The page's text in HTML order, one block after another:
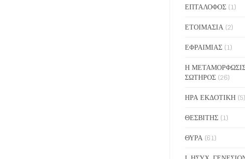
ΕΠΤΑΛΟΦΟΣ (1)
ΕΤΟΙΜΑΣΙΑ (2)
ΕΦΡΑΙΜΙΑΣ (1)
Η
ΣΩΤΗΡΟΣ (26)
ΗΡΑ ΕΚΔΟΤΙΚΗ (5)
ΘΕΣΒΙΤΗΣ (1)
ΘΥΡΑ (61)